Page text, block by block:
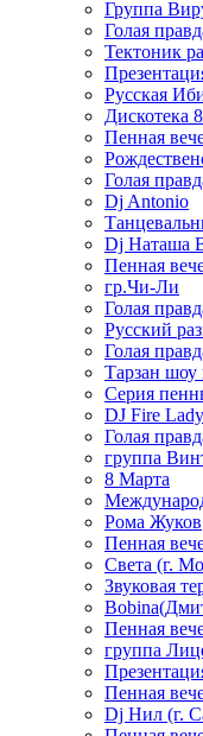
Группа
Голая
Тектоник
Русская
Дискотека
Пенная
Голая
Dj Antonio
Dj Наташа
Пенная
гр.Чи-Ли
Голая
Русский
Голая
Тарзан шоу
Серия
DJ Fire
Голая
группа
8 Марта
Рома Жуков
Пенная
Света (г.
Звуковая
Пенная
группа
Пенная
Dj Нил (г.